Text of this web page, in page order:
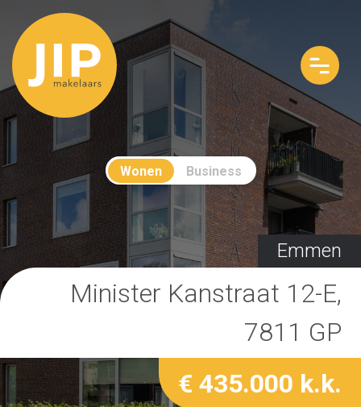
Wonen Business
Emmen
Minister Kanstraat 12-E,
7811 GP
€ 435.000 k.k.